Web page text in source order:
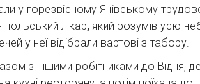
у горезвісному Янівському
лікар, який розумів усю
у неї відібрали вартові з табору.
з іншими робітниками до Відня,